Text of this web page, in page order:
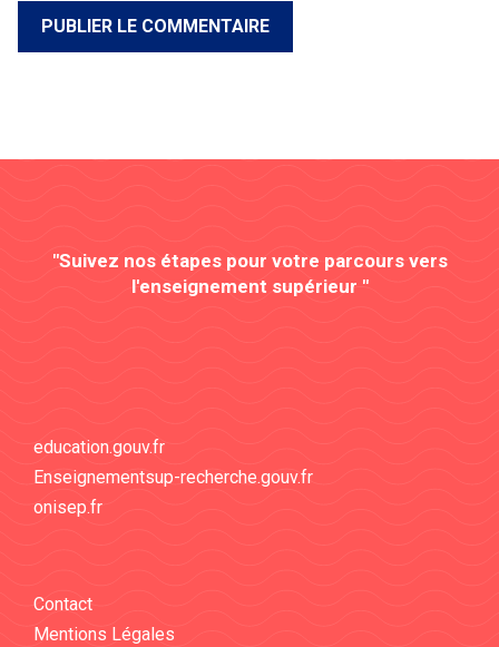
"Suivez nos étapes pour votre parcours vers
l'enseignement supérieur "
education.gouv.fr
Enseignementsup-recherche.gouv.fr
onisep.fr
Contact
Mentions Légales